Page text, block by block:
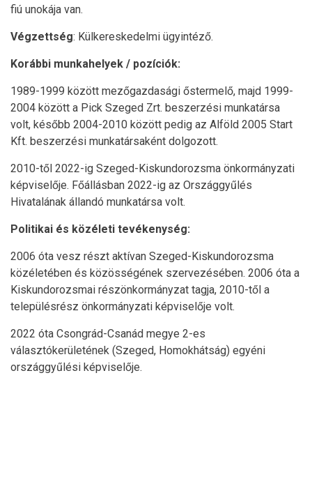
fiú unokája van.
Végzettség: Külkereskedelmi ügyintéző.
Korábbi munkahelyek / pozíciók:
1989-1999 között mezőgazdasági őstermelő, majd 1999-
2004 között a Pick Szeged Zrt. beszerzési munkatársa
volt, később 2004-2010 között pedig az Alföld 2005 Start
Kft. beszerzési munkatársaként dolgozott.
2010-től 2022-ig Szeged-Kiskundorozsma önkormányzati
képviselője. Főállásban 2022-ig az Országgyűlés
Hivatalának állandó munkatársa volt.
Politikai és közéleti tevékenység:
2006 óta vesz részt aktívan Szeged-Kiskundorozsma
közéletében és közösségének szervezésében. 2006 óta a
Kiskundorozsmai részönkormányzat tagja, 2010-től a
településrész önkormányzati képviselője volt.
2022 óta Csongrád-Csanád megye 2-es
választókerületének (Szeged, Homokhátság) egyéni
országgyűlési képviselője.